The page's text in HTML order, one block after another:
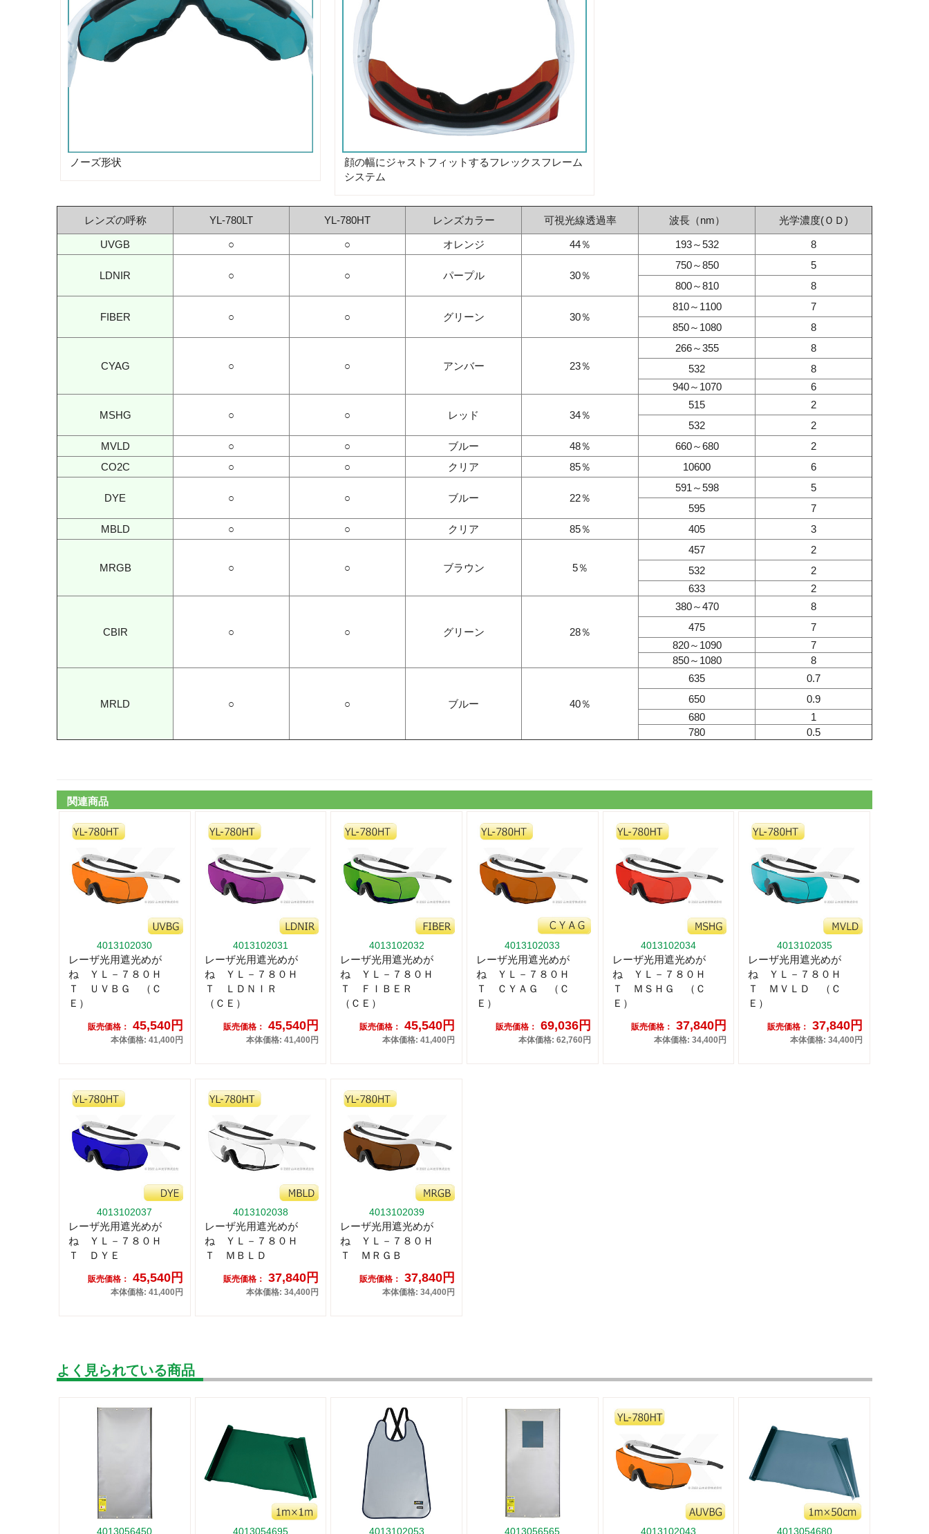
ノーズ形状
顔の幅にジャストフィットするフレックスフレーム
システム
レンズの呼称 YL-780LT YL-780HT レンズカラー 可視光線透過率 波長（nm） 光学濃度(ＯＤ)
UVGB ○ ○ オレンジ 44％ 193～532 8
LDNIR ○ ○ パープル 30％
750～850
5
800～810
8
FIBER ○ ○ グリーン 30％
810～1100
7
850～1080
8
CYAG ○ ○ アンバー 23％
266～355
8
532
8
940～1070
6
MSHG ○ ○ レッド 34％
515
2
532
2
MVLD
○ ○ ブルー 48％ 660～680
2
CO2C
○ ○ クリア 85％ 10600 6
DYE ○ ○ ブルー 22％
591～598
5
595
7
MBLD
○ ○ クリア 85％ 405 3
MRGB ○ ○ ブラウン 5％
457
2
532
2
633
2
CBIR ○ ○ グリーン 28％
380～470
8
475
7
820～1090
7
850～1080
8
MRLD ○ ○ ブルー 40％
635
0.7
650
0.9
680
1
780
0.5
関連商品
4013102030
レーザ光用遮光めが
ね ＹＬ－７８０Ｈ
Ｔ ＵＶＢＧ （Ｃ
Ｅ）
販売価格： 45,540円
本体価格: 41,400円
4013102031
レーザ光用遮光めが
ね ＹＬ－７８０Ｈ
Ｔ ＬＤＮＩＲ
（ＣＥ）
販売価格： 45,540円
本体価格: 41,400円
4013102032
レーザ光用遮光めが
ね ＹＬ－７８０Ｈ
Ｔ ＦＩＢＥＲ
（ＣＥ）
販売価格： 45,540円
本体価格: 41,400円
4013102033
レーザ光用遮光めが
ね ＹＬ－７８０Ｈ
Ｔ ＣＹＡＧ （Ｃ
Ｅ）
販売価格： 69,036円
本体価格: 62,760円
4013102034
レーザ光用遮光めが
ね ＹＬ－７８０Ｈ
Ｔ ＭＳＨＧ （Ｃ
Ｅ）
販売価格： 37,840円
本体価格: 34,400円
4013102035
レーザ光用遮光めが
ね ＹＬ－７８０Ｈ
Ｔ ＭＶＬＤ （Ｃ
Ｅ）
販売価格： 37,840円
本体価格: 34,400円
4013102037
レーザ光用遮光めが
ね ＹＬ－７８０Ｈ
Ｔ ＤＹＥ
販売価格： 45,540円
本体価格: 41,400円
4013102038
レーザ光用遮光めが
ね ＹＬ－７８０Ｈ
Ｔ ＭＢＬＤ
販売価格： 37,840円
本体価格: 34,400円
4013102039
レーザ光用遮光めが
ね ＹＬ－７８０Ｈ
Ｔ ＭＲＧＢ
販売価格： 37,840円
本体価格: 34,400円
よく見られている商品
4013056450 4013054695 4013102053 4013056565 4013102043 4013054680